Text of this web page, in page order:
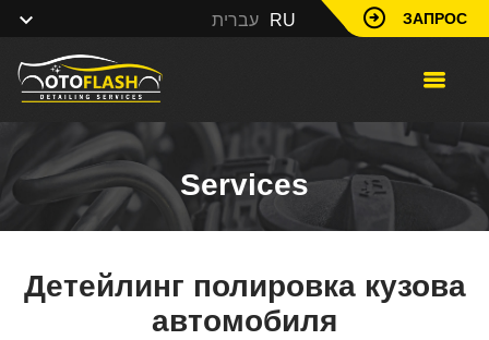
עברית RU ЗАПРОС
Services
Детейлинг полировка кузова
автомобиля